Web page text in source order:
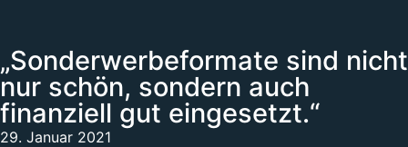
„Sonderwerbeformate sind nicht
nur schön, sondern auch
finanziell gut eingesetzt.“
29. Januar 2021